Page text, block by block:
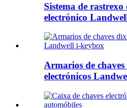
Sistema de rastrexo
electrónico
Armarios de
electrónicos